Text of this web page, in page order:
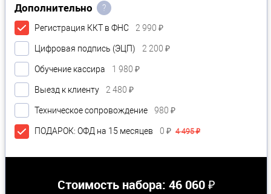
?
Дополнительно
Регистрация ККТ в ФНС 2 990 ₽
Цифровая подпись (ЭЦП) 2 200 ₽
Обучение кассира 1 980 ₽
Выезд к клиенту 2 480 ₽
Техническое сопровождение 980 ₽
ПОДАРОК: ОФД на 15 месяцев 0 ₽ 4 495 ₽
Стоимость набора: 46 060 ₽